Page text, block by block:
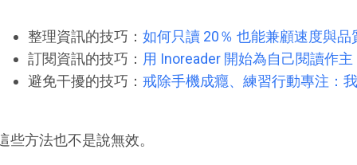
整理資訊的技巧： 如何只讀 20％ 也能兼顧速度與
訂閱資訊的技巧： 用 Inoreader 開始為自己閱讀作
避免干擾的技巧： 戒除手機成癮、練習行動專注：
些方法也不是說無效。